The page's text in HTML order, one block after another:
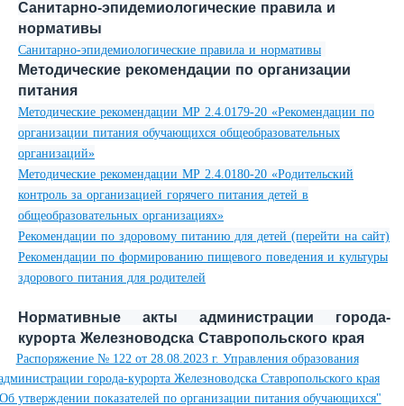
Санитарно-эпидемиологические правила и
нормативы
Санитарно-эпидемиологические правила и нормативы
Методические рекомендации по организации
питания
Методические рекомендации МР 2.4.0179-20 «Рекомендации по
организации питания обучающихся общеобразовательных
организаций»
Методические рекомендации МР 2.4.0180-20 «Родительский
контроль за организацией горячего питания детей в
общеобразовательных организациях»
Рекомендации по здоровому питанию для детей (перейти на сайт)
Рекомендации по формированию пищевого поведения и культуры
здорового питания для родителей
Нормативные акты администрации города-
курорта Железноводска Ставропольского края
Распоряжение № 122 от 28.08.2023 г. Управления образования
города-курорта Железноводска Ставропольского края
утверждении показателей по организации питания обучающихся"